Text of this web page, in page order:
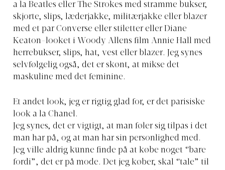
a la Beatles eller The Strokes med stramme bukser,
skjorte, slips, læderjakke, militærjakke eller blazer
med et par Converse eller stiletter eller Diane
Keaton-looket i Woody Allens film Annie Hall med
herrebukser, slips, hat, vest eller blazer. Jeg synes
selvfølgelig også, det er skønt, at mikse det
maskuline med det feminine.
Et andet look, jeg er rigtig glad for, er det parisiske
look a la Chanel.
Jeg synes, det er vigtigt, at man føler sig tilpas i det
man har på, og at man har sin personlighed med.
Jeg ville aldrig kunne finde på at købe noget “bare
fordi”, det er på mode. Det jeg køber, skal “tale” til